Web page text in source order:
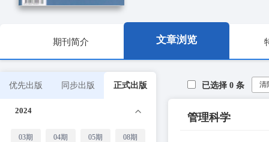
期刊简介 文章浏览
优先出版 同步出版 正式出版
2024
03期 04期 05期 08期
已选择 0 条 清
管理科学